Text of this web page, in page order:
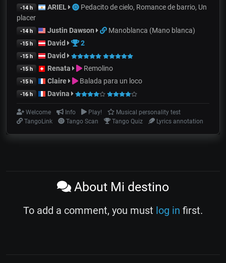
-14 h ARIEL
Pedacito de cielo, Romance de barrio, Un
placer
-14 h Justin Dawson Manoblanca (Mano blanca)
-15 h David 2
-15 h David
-15 h Renata Remolino
-15 h Claire Balada para un loco
-16 h Davina
Welcome Info Play!
Musical personality test
TangoLink
Tango Scan Tango Quiz Lyrics annotation
About Mi destino
To add a comment, you must log in first.